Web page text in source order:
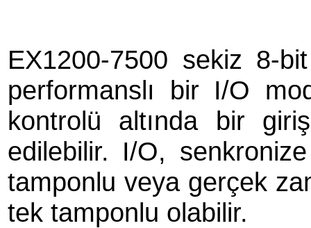
EX1200-7500 sekiz 8-
performanslı bir I/O
kontrolü altında bir
edilebilir. I/O,
tamponlu veya gerçek
tek tamponlu olabilir.